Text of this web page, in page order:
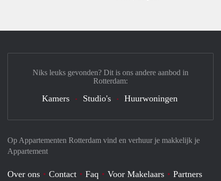
Op Appartementen Rotterdam vind en verhuur je makkelijk je
Appartement
Over ons Contact Faq Voor Makelaars Partners
Niks leuks gevonden? Dit is ons andere aanbod in
Rotterdam:
Kamers Studio's Huurwoningen